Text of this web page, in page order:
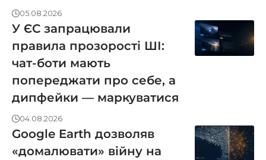
05.08.2026
У ЄС запрацювали
правила прозорості ШІ:
чат-боти мають
попереджати про себе, а
дипфейки — маркуватися
04.08.2026
Google Earth дозволяв
«домалювати» війну на